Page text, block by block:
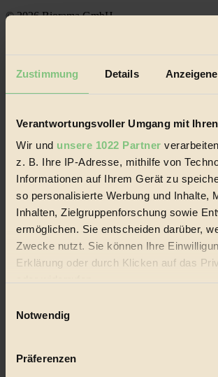
Zustimmung Details
Verantwortungsvoller Umgang mit
Wir und unsere 1022 Partner
z. B. Ihre IP-Adresse, mithilfe von
Informationen auf Ihrem Gerät zu
so personalisierte Werbung und Inhalte,
Inhalten, Zielgruppenforschung sowie
ermöglichen. Sie entscheiden darüber,
Zwecke nutzt. Sie können Ihre
Erklärung oder durch Klicken auf das
Wenn Sie es erlauben, würden wir auch
Ihr Gerät durch aktives Scannen
Notwendig
Präferenzen
© 2026 Biorama GmbH
Datenschutz
Handels mit Bioprodukten, des Fair-Trade
alternativer Energien.
Social Media
22.601 Fans auf Facebook
Folge uns auf Instagram
Themen
Bio
#
Vegan